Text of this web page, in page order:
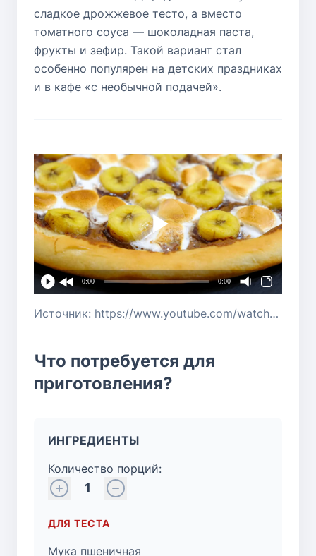
сладкое дрожжевое тесто, а вместо
томатного соуса — шоколадная паста,
фрукты и зефир. Такой вариант стал
особенно популярен на детских праздниках
и в кафе «с необычной подачей».
0:00 0:00
Источник: https://www.youtube.com/watch?v=mvv4eMku4lg
Что потребуется для
приготовления?
ИНГРЕДИЕНТЫ
Количество порций:
1
ДЛЯ ТЕСТА
Мука пшеничная